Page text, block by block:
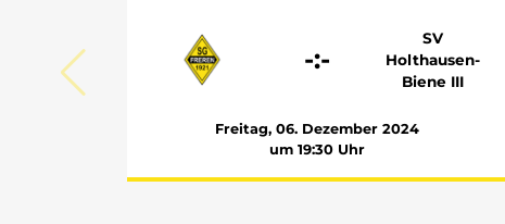
-:-
SV
Holthausen-
Biene III
Freitag, 06. Dezember 2024
um 19:30 Uhr